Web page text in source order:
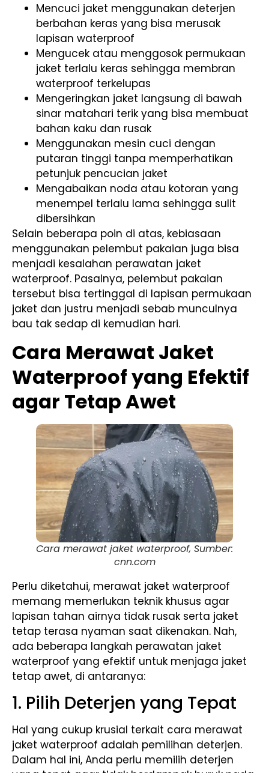
Mencuci jaket menggunakan deterjen
berbahan keras yang bisa merusak
lapisan waterproof
Mengucek atau menggosok permukaan
jaket terlalu keras sehingga membran
waterproof terkelupas
Mengeringkan jaket langsung di bawah
sinar matahari terik yang bisa membuat
bahan kaku dan rusak
Menggunakan mesin cuci dengan
putaran tinggi tanpa memperhatikan
petunjuk pencucian jaket
Mengabaikan noda atau kotoran yang
menempel terlalu lama sehingga sulit
dibersihkan
Selain beberapa poin di atas, kebiasaan
menggunakan pelembut pakaian juga bisa
menjadi kesalahan perawatan jaket
waterproof. Pasalnya, pelembut pakaian
tersebut bisa tertinggal di lapisan permukaan
jaket dan justru menjadi sebab munculnya
bau tak sedap di kemudian hari.
Cara Merawat Jaket
Waterproof yang Efektif
agar Tetap Awet
Cara merawat jaket waterproof, Sumber:
cnn.com
Perlu diketahui, merawat jaket waterproof
memang memerlukan teknik khusus agar
lapisan tahan airnya tidak rusak serta jaket
tetap terasa nyaman saat dikenakan. Nah,
ada beberapa langkah perawatan jaket
waterproof yang efektif untuk menjaga jaket
tetap awet, di antaranya:
1. Pilih Deterjen yang Tepat
Hal yang cukup krusial terkait cara merawat
jaket waterproof adalah pemilihan deterjen.
Dalam hal ini, Anda perlu memilih deterjen